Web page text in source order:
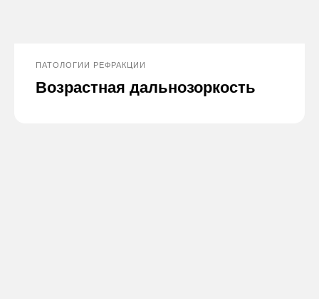
ПАТОЛОГИИ РЕФРАКЦИИ
Возрастная дальнозоркость